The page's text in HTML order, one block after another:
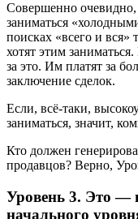
Совершенно
заниматься
поисках «всего и
хотят этим
за это. Им платят за
заключение сделок.
Если, всё-таки,
заниматься, значит,
Кто должен
продавцов? Верно,
Уровень 3. Это —
начального